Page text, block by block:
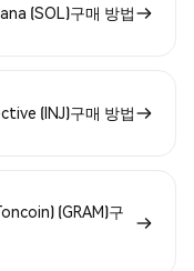
(SOL)구매 방법
(INJ)구매 방법
(GRAM)구